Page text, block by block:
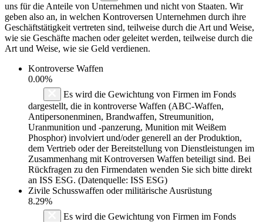
uns für die Anteile von Unternehmen und nicht von Staaten. Wir
geben also an, in welchen Kontroversen Unternehmen durch ihre
Geschäftstätigkeit vertreten sind, teilweise durch die Art und Weise,
wie sie Geschäfte machen oder geleitet werden, teilweise durch die
Art und Weise, wie sie Geld verdienen.
Kontroverse Waffen
0.00%
Es wird die Gewichtung von Firmen im Fonds
dargestellt, die in kontroverse Waffen (ABC-Waffen,
Antipersonenminen, Brandwaffen, Streumunition,
Uranmunition und -panzerung, Munition mit Weißem
Phosphor) involviert und/oder generell an der Produktion,
dem Vertrieb oder der Bereitstellung von Dienstleistungen im
Zusammenhang mit Kontroversen Waffen beteiligt sind. Bei
Rückfragen zu den Firmendaten wenden Sie sich bitte direkt
an ISS ESG. (Datenquelle: ISS ESG)
Zivile Schusswaffen oder militärische Ausrüstung
8.29%
Es wird die Gewichtung von Firmen im Fonds